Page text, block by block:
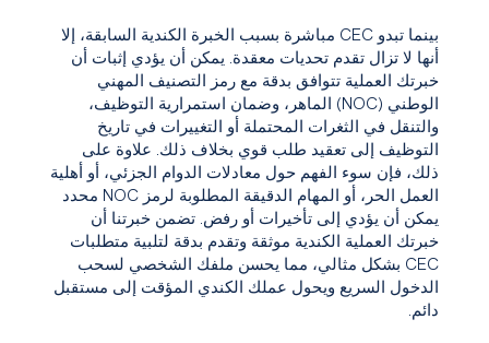
بينما تبدو CEC مباشرة بسبب الخبرة الكندية السابقة، إلا
أنها لا تزال تقدم تحديات معقدة. يمكن أن يؤدي إثبات أن
خبرتك العملية تتوافق بدقة مع رمز التصنيف المهني
الوطني (NOC) الماهر، وضمان استمرارية التوظيف،
والتنقل في الثغرات المحتملة أو التغييرات في تاريخ
التوظيف إلى تعقيد طلب قوي بخلاف ذلك. علاوة على
ذلك، فإن سوء الفهم حول معادلات الدوام الجزئي، أو أهلية
العمل الحر، أو المهام الدقيقة المطلوبة لرمز NOC محدد
يمكن أن يؤدي إلى تأخيرات أو رفض. تضمن خبرتنا أن
خبرتك العملية الكندية موثقة وتقدم بدقة لتلبية متطلبات
CEC بشكل مثالي، مما يحسن ملفك الشخصي لسحب
الدخول السريع ويحول عملك الكندي المؤقت إلى مستقبل
دائم.